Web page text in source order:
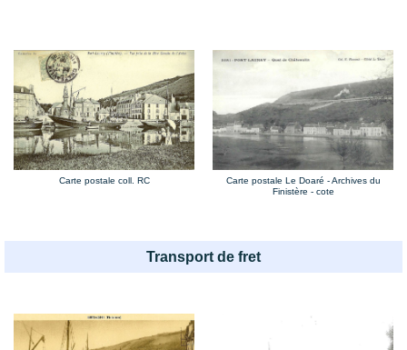
Carte postale coll. RC
Carte postale Le Doaré - Archives du
Finistère - cote
Transport de fret